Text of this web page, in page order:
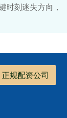
时刻迷失方向，
正规配资公司